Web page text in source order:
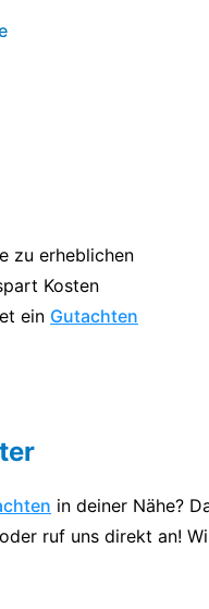
zu erheblichen
Kosten
ein Gutachten
in deiner Nähe?
ruf uns direkt an!